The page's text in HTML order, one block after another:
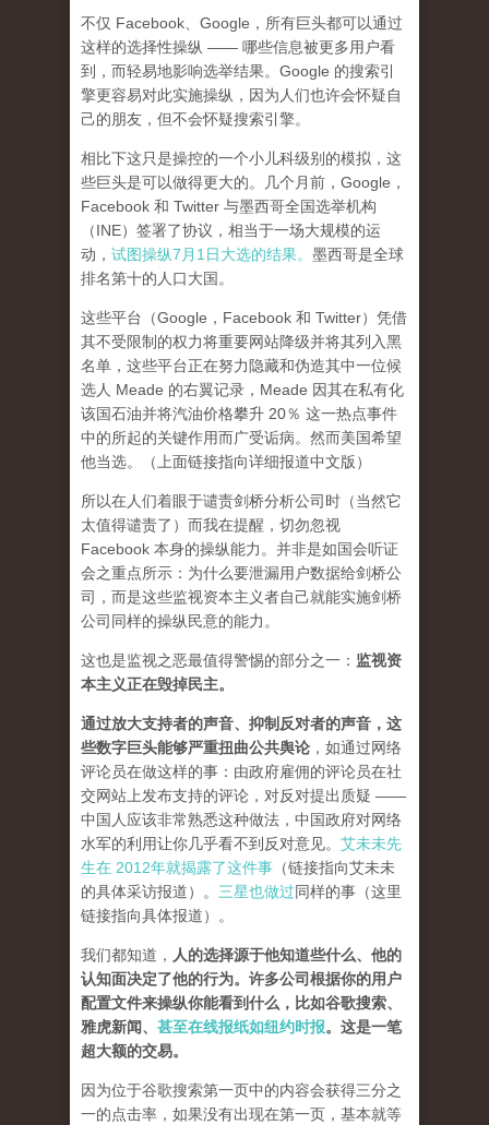
不仅 Facebook、Google，所有巨头都可以通过
这样的选择性操纵 —— 哪些信息被更多用户看
到，而轻易地影响选举结果。Google 的搜索引
擎更容易对此实施操纵，因为人们也许会怀疑自
己的朋友，但不会怀疑搜索引擎。
相比下这只是操控的一个小儿科级别的模拟，这
些巨头是可以做得更大的。几个月前，Google，
Facebook 和 Twitter 与墨西哥全国选举机构
（INE）签署了协议，相当于一场大规模的运
动， 试图操纵7月1日大选的结果。 墨西哥是全球
排名第十的人口大国。
这些平台（Google，Facebook 和 Twitter）凭借
其不受限制的权力将重要网站降级并将其列入黑
名单，这些平台正在努力隐藏和伪造其中一位候
选人 Meade 的右翼记录，Meade 因其在私有化
该国石油并将汽油价格攀升 20％ 这一热点事件
中的所起的关键作用而广受诟病。然而美国希望
他当选。（上面链接指向详细报道中文版）
所以在人们着眼于谴责剑桥分析公司时（当然它
太值得谴责了）而我在提醒， 切勿忽视
Facebook 本身的操纵能力。 并非是如国会听证
会之重点所示：为什么要泄漏用户数据给剑桥公
司，而是这些监视资本主义者自己就能实施剑桥
公司同样的操纵民意的能力。
这也是监视之恶最值得警惕的部分之一： 监视资
本主义正在毁掉民主。
通过放大支持者的声音、抑制反对者的声音，这
些数字巨头能够严重扭曲公共舆论 ，如通过网络
评论员在做这样的事：由政府雇佣的评论员在社
交网站上发布支持的评论，对反对提出质疑 ——
中国人应该非常熟悉这种做法，中国政府对网络
水军的利用让你几乎看不到反对意见。 艾未未先
生在 2012年就揭露了这件事 （链接指向艾未未
的具体采访报道）。 三星也做过同样的事（这里
链接指向具体报道）。
我们都知道， 人的选择源于他知道些什么、他的
认知面决定了他的行为。许多公司根据你的用户
配置文件来操纵你能看到什么，比如谷歌搜索、
雅虎新闻、 甚至在线报纸如纽约时报。这是一笔
超大额的交易。
因为位于谷歌搜索第一页中的内容会获得三分之
一的点击率，如果没有出现在第一页，基本就等